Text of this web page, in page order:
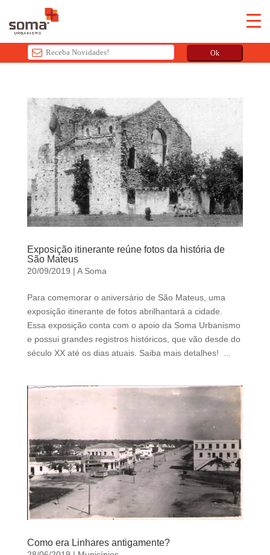
Ok
i
f
e
l
d
s
h
u
l
d
e
l
e
f
t
l
Exposição itinerante reúne fotos da história de
São Mateus
20/09/2019 | A Soma
Para comemorar o aniversário de São Mateus, uma
exposição itinerante de fotos abrilhantará a cidade.
Essa exposição conta com o apoio da Soma Urbanismo
e possui grandes registros históricos, que vão desde do
século XX até os dias atuais. Saiba mais detalhes! ...
Como era Linhares antigamente?